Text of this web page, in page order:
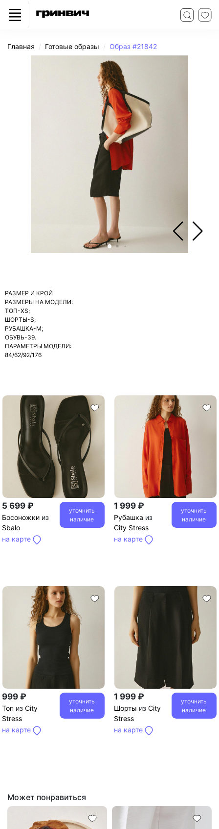
Главная Готовые образы Образ #21842
РАЗМЕР И КРОЙ
РАЗМЕРЫ НА МОДЕЛИ:
ТОП-XS;
ШОРТЫ-S;
РУБАШКА-M;
ОБУВЬ-39.
ПАРАМЕТРЫ МОДЕЛИ:
84/62/92/176
5 699 ₽
Босоножки из
Sbalo
на карте
уточнить
наличие
1 999 ₽
Рубашка из
City Stress
на карте
уточнить
наличие
999 ₽
Топ из City
Stress
на карте
уточнить
наличие
1 999 ₽
Шорты из City
Stress
на карте
уточнить
наличие
Может понравиться